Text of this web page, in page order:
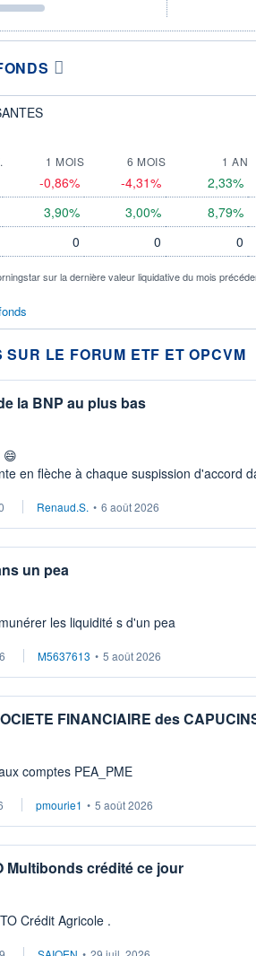
1 MOIS 6 MOIS 1 AN
-0,86% -4,31% 2,33%
3,90% 3,00% 8,79%
0 0 0
sur la dernière valeur liquidative du mois
SUR LE FORUM ETF ET OPCVM
la BNP au plus bas
😄​
en flèche à chaque suspission
Renaud.S. • 6 août 2026
un pea
les liquidité s d'un pea
M5637613 • 5 août 2026
FINANCIAIRE des
aux comptes PEA_PME
pmourie1 • 5 août 2026
Multibonds crédité ce jour
Crédit Agricole .